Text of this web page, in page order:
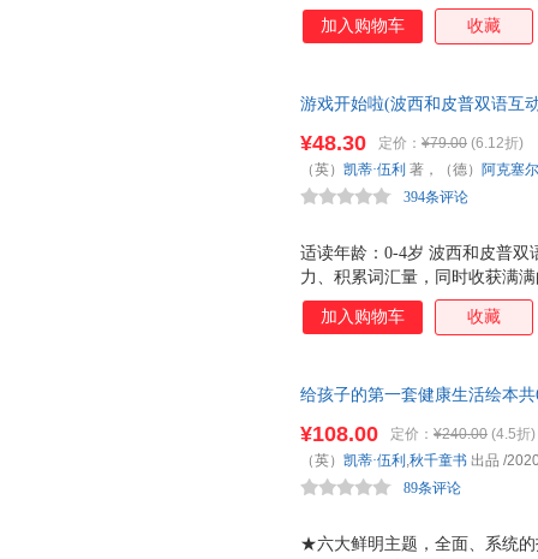
习惯，提高写作想象力。 《比
斯、其他兔子组成了一个特殊
真正的自我。于是，一场发生
加入购物车 收藏
游戏开始啦(波西和皮普双语互
适读年龄：0-4岁 波西和皮普
力、积累词汇量，同时收获满
隐藏的惊喜，让每一次游戏都
三种互动玩法，玩出无穷乐趣
¥48.30 定价： ¥79.00 (6.12折)
394条评论
（英） 凯蒂·伍利 著，（德） 阿克塞
出版社
加入购物车 收藏
给孩子的第一套健康生活绘本
生、睡眠、安全、心理健康六
的成长
★六大鲜明主题，全面、系统
¥108.00 定价： ¥240.00 (4.5折)
89条评论
（英） 凯蒂·伍利 ,秋千童书 出品 /